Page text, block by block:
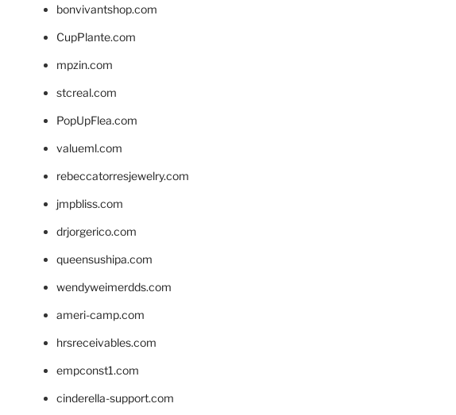
bonvivantshop.com
CupPlante.com
mpzin.com
stcreal.com
PopUpFlea.com
valueml.com
rebeccatorresjewelry.com
jmpbliss.com
drjorgerico.com
queensushipa.com
wendyweimerdds.com
ameri-camp.com
hrsreceivables.com
empconst1.com
cinderella-support.com